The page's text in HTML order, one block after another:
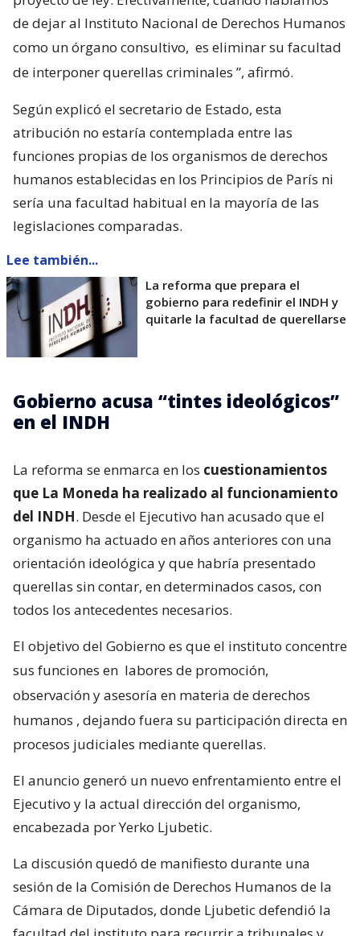
de dejar al Instituto Nacional de Derechos Humanos
como un órgano consultivo, es eliminar su facultad
de interponer querellas criminales ”, afirmó.
Según explicó el secretario de Estado, esta
atribución no estaría contemplada entre las
funciones propias de los organismos de derechos
humanos establecidas en los Principios de París ni
sería una facultad habitual en la mayoría de las
legislaciones comparadas.
Lee también...
La reforma que prepara el
gobierno para redefinir el INDH y
quitarle la facultad de querellarse
Gobierno acusa “tintes ideológicos”
en el INDH
La reforma se enmarca en los cuestionamientos
que La Moneda ha realizado al funcionamiento
del INDH. Desde el Ejecutivo han acusado que el
organismo ha actuado en años anteriores con una
orientación ideológica y que habría presentado
querellas sin contar, en determinados casos, con
todos los antecedentes necesarios.
El objetivo del Gobierno es que el instituto concentre
sus funciones en labores de promoción,
observación y asesoría en materia de derechos
humanos , dejando fuera su participación directa en
procesos judiciales mediante querellas.
El anuncio generó un nuevo enfrentamiento entre el
Ejecutivo y la actual dirección del organismo,
encabezada por Yerko Ljubetic.
La discusión quedó de manifiesto durante una
sesión de la Comisión de Derechos Humanos de la
Cámara de Diputados, donde Ljubetic defendió la